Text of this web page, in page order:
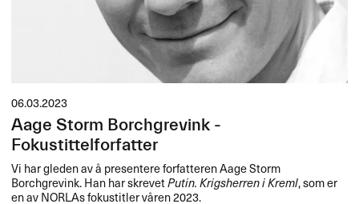
06.03.2023
Aage Storm Borchgrevink -
Fokustittelforfatter
Vi har gleden av å presentere forfatteren Aage Storm
Borchgrevink. Han har skrevetPutin. Krigsherren i Kreml, som er
en av NORLAs fokustitler våren 2023.